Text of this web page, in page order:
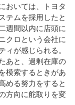
おいては、トヨタ
テムを採用したと
週間以内に店頭に
クロという会社に
ィが感じられる。
あと、過剰在庫の
模索するときがあ
める努力をすると
方向に舵取りを変